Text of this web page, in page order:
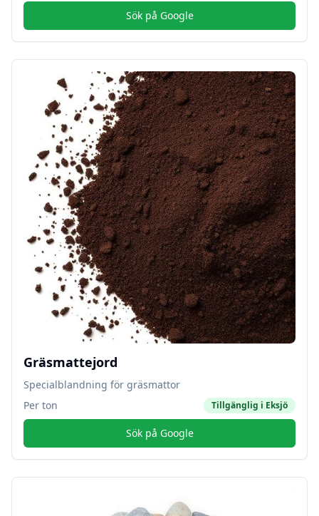
Sök på Google
Gräsmattejord
Specialblandning för gräsmattor
Per ton
Tillgänglig i Eksjö
Sök på Google